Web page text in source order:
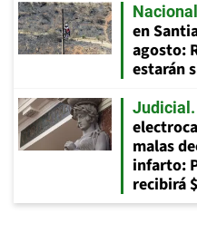
Nacional
en
agosto:
estarán
Judicial
malas
infarto:
recibirá